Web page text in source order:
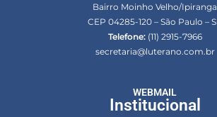
Bairro Moinho Velho/Ipiranga
CEP 04285-120 – São Paulo –
Telefone:(11) 2915-7966
secretaria@luterano.com.br
WEBMAIL
Institucional